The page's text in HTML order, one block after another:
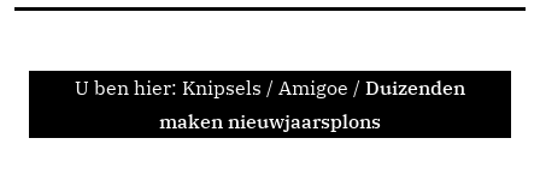
U ben hier: Knipsels / Amigoe / Duizenden
maken nieuwjaarsplons